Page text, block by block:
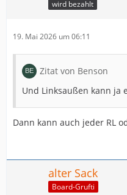
wird bezahlt
19. Mai 2026 um 06:11
Zitat von Benson
Und Linksaußen kann ja
Dann kann auch jeder RL
alter Sack
Board-Grufti